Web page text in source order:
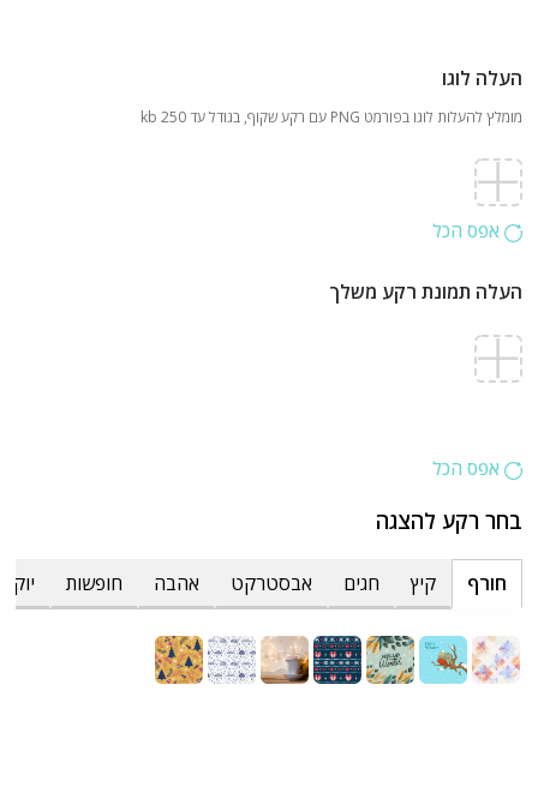
העלה לוגו
מומלץ להעלות לוגו בפורמט PNG עם רקע שקוף, בגודל עד 250 kb
אפס הכל
העלה תמונת רקע משלך
אפס הכל
בחר רקע להצגה
חורף קיץ חגים אבסטרקט אהבה חופשות